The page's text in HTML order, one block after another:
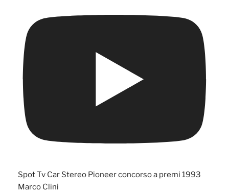
Spot Tv Car Stereo Pioneer concorso a premi 1993
Marco Clini